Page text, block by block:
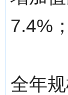
7.4%
全年